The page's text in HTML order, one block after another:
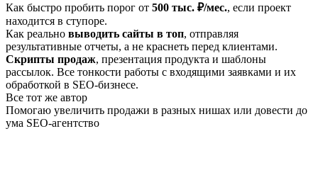
Как быстро пробить порог от 500 тыс. ₽/мес., если проект
находится в ступоре.
Как реально выводить сайты в топ, отправляя
результативные отчеты, а не краснеть перед клиентами.
Скрипты продаж, презентация продукта и шаблоны
рассылок. Все тонкости работы с входящими заявками и их
обработкой в SEO-бизнесе.
Все тот же автор
Помогаю увеличить продажи в разных нишах или довести до
ума SEO-агентство